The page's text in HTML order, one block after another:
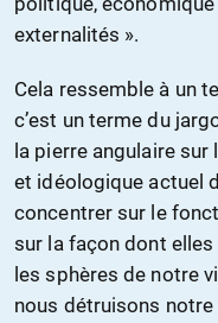
externalités ».
Cela ressemble à un
c’est un terme du
la pierre angulaire
et idéologique actuel
concentrer sur le
sur la façon dont
les sphères de notre
nous détruisons